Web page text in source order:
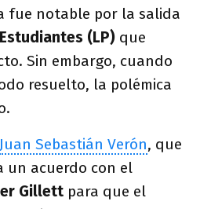
fue notable por la salida
Estudiantes (LP) que
Sin embargo, cuando
resuelto, la polémica
Juan Sebastián Verón, que
un acuerdo con el
Gillett para que el